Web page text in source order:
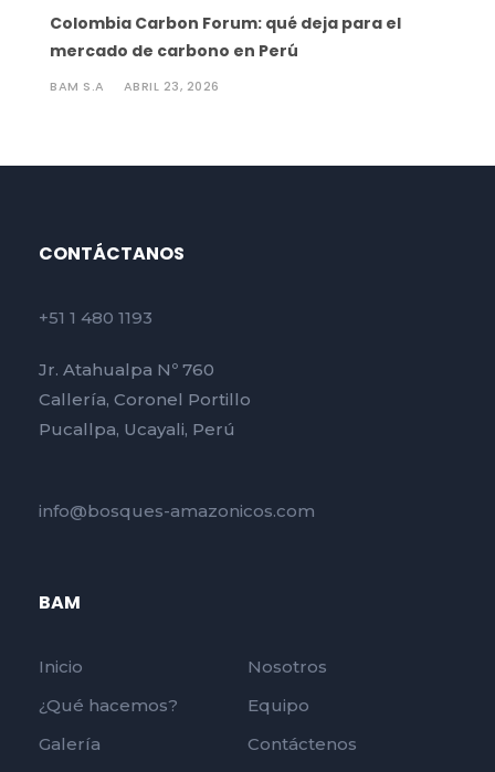
Colombia Carbon Forum: qué deja para el
mercado de carbono en Perú
BAM S.A ABRIL 23, 2026
CONTÁCTANOS
+51 1 480 1193
Jr. Atahualpa Nº 760
Callería, Coronel Portillo
Pucallpa, Ucayali, Perú
info@bosques-amazonicos.com
BAM
Inicio
Nosotros
¿Qué hacemos?
Equipo
Galería
Contáctenos